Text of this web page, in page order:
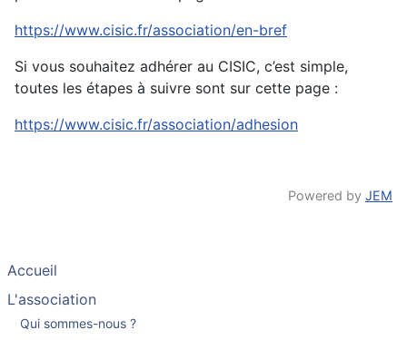
https://www.cisic.fr/association/en-bref
Si vous souhaitez adhérer au CISIC, c’est simple,
toutes les étapes à suivre sont sur cette page :
https://www.cisic.fr/association/adhesion
Powered by JEM
Accueil
L'association
Qui sommes-nous ?